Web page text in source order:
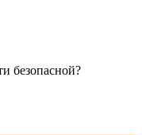
безопасной?